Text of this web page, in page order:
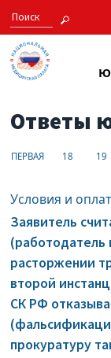
Ответы
ПЕРВАЯ 18 19
Условия и
Заявитель
(работодатель
расторжении
второй
СК РФ
прокуратуру